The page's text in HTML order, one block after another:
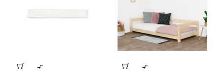
 